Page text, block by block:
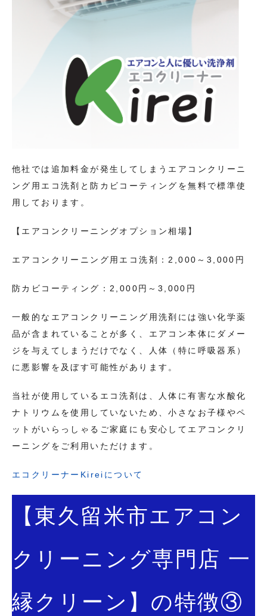
他社では追加料金が発生してしまうエアコンクリーニ
ング用エコ洗剤と防カビコーティングを無料で標準使
用しております。
【エアコンクリーニングオプション相場】
エアコンクリーニング用エコ洗剤：2,000～3,000円
防カビコーティング：2,000円～3,000円
一般的なエアコンクリーニング用洗剤には強い化学薬
品が含まれていることが多く、エアコン本体にダメー
ジを与えてしまうだけでなく、人体（特に呼吸器系）
に悪影響を及ぼす可能性があります。
当社が使用しているエコ洗剤は、人体に有害な水酸化
ナトリウムを使用していないため、小さなお子様やペ
ットがいらっしゃるご家庭にも安心してエアコンクリ
ーニングをご利用いただけます。
エコクリーナーKireiについて
【東久留米市エアコン
クリーニング専門店 一
縁クリーン】の特徴③